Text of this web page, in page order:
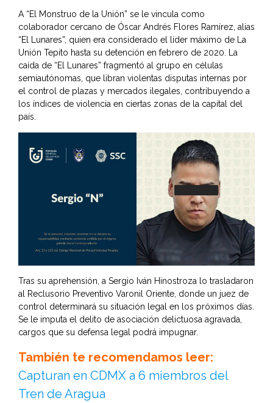
A “El Monstruo de la Unión” se le vincula como
colaborador cercano de Óscar Andrés Flores Ramírez, alias
“El Lunares”, quien era considerado el líder máximo de La
Unión Tepito hasta su detención en febrero de 2020. La
caída de “El Lunares” fragmentó al grupo en células
semiautónomas, que libran violentas disputas internas por
el control de plazas y mercados ilegales, contribuyendo a
los índices de violencia en ciertas zonas de la capital del
país.
Tras su aprehensión, a Sergio Iván Hinostroza lo trasladaron
al Reclusorio Preventivo Varonil Oriente, donde un juez de
control determinará su situación legal en los próximos días.
Se le imputa el delito de asociación delictuosa agravada,
cargos que su defensa legal podrá impugnar.
También te recomendamos leer:
Capturan en CDMX a 6 miembros del
Tren de Aragua